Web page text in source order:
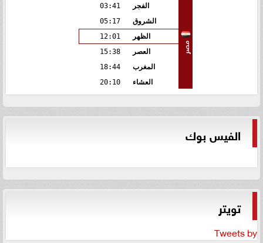
مصر
الفجر
03:41
الشروق
05:17
الظهر
12:01
العصر
15:38
المغرب
18:44
العشاء
20:10
الفيس بوك
تويتر
Tweets by